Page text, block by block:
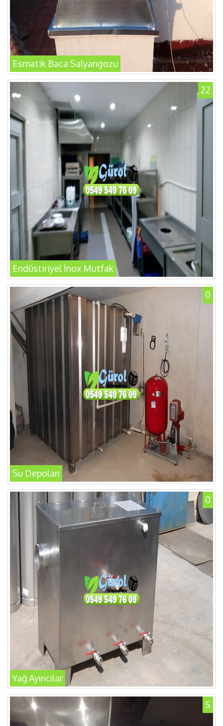
Esmatik Baca Salyangozu
22
Endüstiriyel İnox Mutfak
0
Su Depoları
0
Yağ Ayırıcılar
5